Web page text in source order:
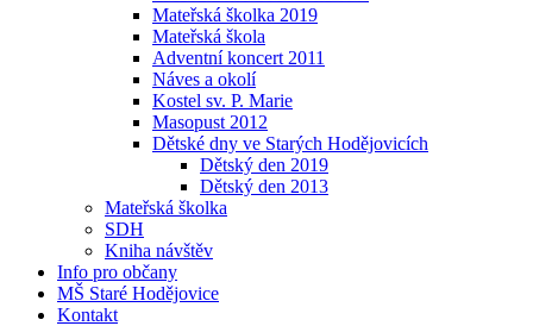
Mateřská školka 2019
Mateřská škola
Adventní koncert 2011
Náves a okolí
Kostel sv. P. Marie
Masopust 2012
Dětské dny ve Starých Hodějovicích
Dětský den 2019
Dětský den 2013
Mateřská školka
SDH
Kniha návštěv
Info pro občany
MŠ Staré Hodějovice
Kontakt